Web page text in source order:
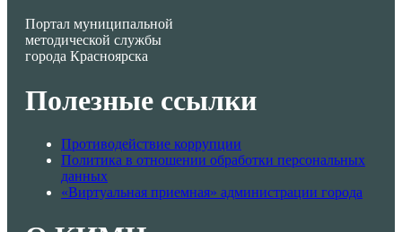
Портал муниципальной
методической службы
города Красноярска
Полезные ссылки
Противодействие коррупции
Политика в отношении обработки персональных
данных
«Виртуальная приемная» администрации города